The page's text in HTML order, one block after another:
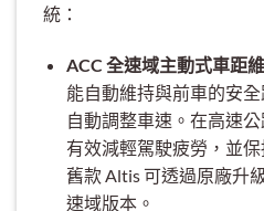
統：
ACC 全速域主動式車距
能自動維持與前車的安
自動調整車速。在高速
有效減輕駕駛疲勞，並
舊款 Altis 可透過原廠升
速域版本。